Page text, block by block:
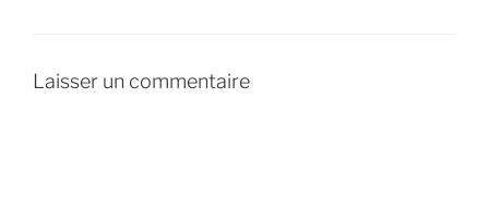
Laisser un commentaire